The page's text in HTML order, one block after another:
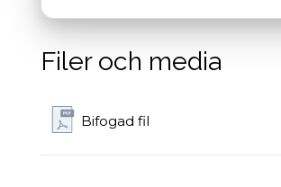
Filer och media
Bifogad fil